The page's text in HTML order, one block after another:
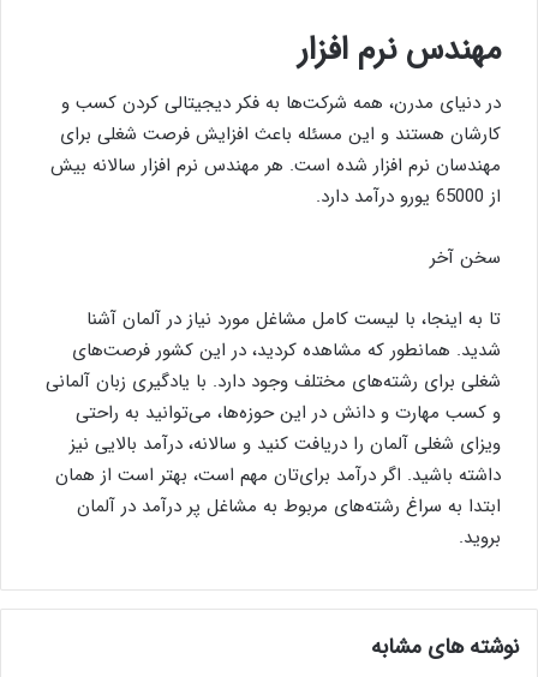
مهندس نرم افزار
در دنیای مدرن، همه شرکت‌ها به فکر دیجیتالی کردن کسب و
کارشان هستند و این مسئله باعث افزایش فرصت شغلی برای
مهندسان نرم افزار شده است. هر مهندس نرم افزار سالانه بیش
از 65000 یورو درآمد دارد.
سخن آخر
تا به اینجا، با لیست کامل مشاغل مورد نیاز در آلمان آشنا
شدید. همانطور که مشاهده کردید، در این کشور فرصت‌های
شغلی برای رشته‌های مختلف وجود دارد. با یادگیری زبان آلمانی
و کسب مهارت و دانش در این حوزه‌ها، می‌توانید به راحتی
ویزای شغلی آلمان را دریافت کنید و سالانه، درآمد بالایی نیز
داشته باشید. اگر درآمد برای‌تان مهم است، بهتر است از همان
ابتدا به سراغ رشته‌های مربوط به مشاغل پر درآمد در آلمان
بروید.
نوشته های مشابه